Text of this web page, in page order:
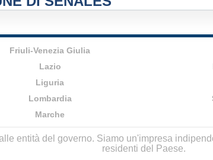
Friuli-Venezia Giulia
Lazio
Liguria
Lombardia
Marche
entità del governo. Siamo un'impresa
residenti del Paese.